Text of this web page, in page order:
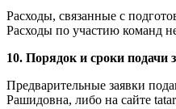
Расходы, связанные с
Расходы по участию команд
10. Порядок и сроки подачи
Предварительные заявки
Рашидовна, либо на сайте